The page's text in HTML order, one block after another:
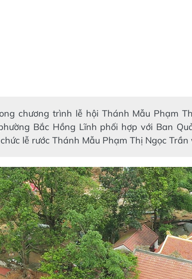
chương trình lễ hội Thánh Mẫu Phạm
Bắc Hồng Lĩnh phối hợp với Ban
lễ rước Thánh Mẫu Phạm Thị Ngọc Trần